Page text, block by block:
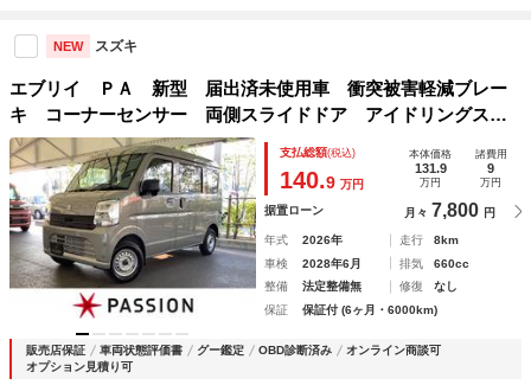
NEW スズキ
エブリイ ＰＡ 新型 届出済未使用車 衝突被害軽減ブレー
キ コーナーセンサー 両側スライドドア アイドリングスト
ップ 横滑り防止機能 マニュアルエアコン キーレスエント
リー オートハイビーム セキュリティアラーム
支払総額(税込)
140.9 万円
本体価格
131.9
万円
諸費用
9
万円
据置ローン 月々 7,800 円
年式 2026年 走行
8km
車検
2028年6月 排気
660cc
整備
法定整備無 修復
なし
保証
保証付 (6ヶ月・6000km)
販売店保証 車両状態評価書 グー鑑定 OBD診断済み
オンライン商談可
オプション見積り可